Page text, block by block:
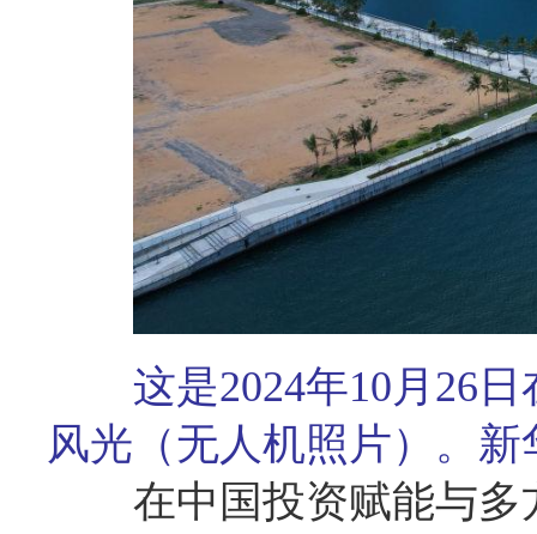
这是2024年10月26
风光（无人机照片）。
在中国投资赋能与